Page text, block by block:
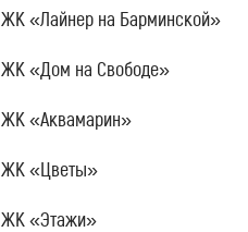
ЖК «Лайнер на Барминской»
ЖК «Дом на Свободе»
ЖК «Аквамарин»
ЖК «Цветы»
ЖК «Этажи»